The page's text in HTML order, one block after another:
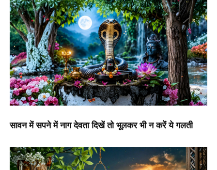
सावन में सपने में नाग देवता दिखें तो भूलकर भी न करें ये गलती